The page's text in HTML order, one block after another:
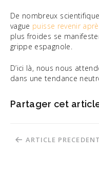
De nombreux
vague puisse revenir
plus froides se
grippe espagnole.
D’ici là, nous nous
dans une tendance
Partager cet
Navigation
ARTICLE PRECEDENT